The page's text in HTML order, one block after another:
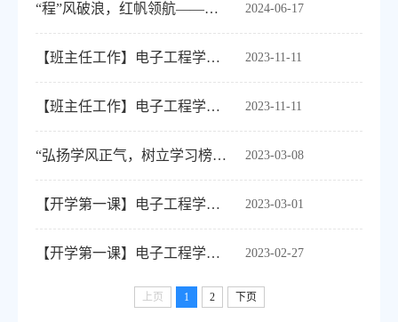
2024-06-17
“程”风破浪，红帆领航——电子工程学院成功举办2024届优秀毕业生经验交流分享会
2023-11-11
【班主任工作】电子工程学院2023级电子信息工程4班顺利召开“抓班风，促学风”主题...
2023-11-11
【班主任工作】电子工程学院2023级电子信息工程3班召开学风建设主题班会
2023-03-08
“弘扬学风正气，树立学习榜样”--电子工程学院开展“课堂考勤”学风建设活动
2023-03-01
【开学第一课】电子工程学院召开“做健康第一责任人”教育引导工作专题会议
2023-02-27
【开学第一课】电子工程学院开展“每个人都是自己健康的第一责任人”主题教育活动
上页 1 2 下页